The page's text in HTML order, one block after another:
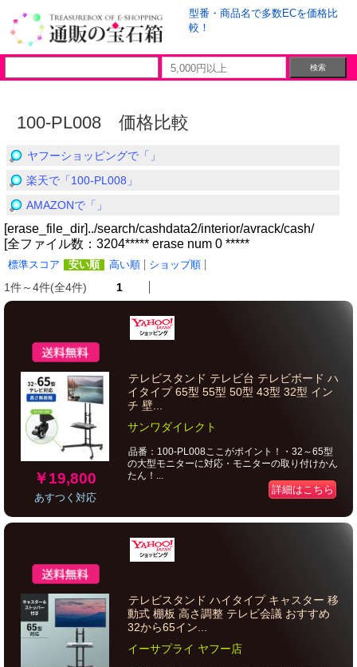
型番・商品名で多数ECを価格比
較！
100-PL008 価格比較
ヤフーショッピングで「」
楽天で「100-PL008」
AMAZONで「」
[erase_file_dir]../search/cashdata2/interior/avrack/cash/
[全ファイル数：3204***** erase num 0 *****
標準スコア 安い順 高い順 ショップ順
1件～4件(全4件) 1
￥19,800
あすつく対応
テレビスタンド テレビ台 テレビボード ハ
イタイプ 65型 55型 50型 43型 32型 イン
チ 壁...
サンワダイレクト
品番：100-PL008ここがポイント！・32～65型
の大型モニターに対応・モニターの取り付けかん
たん！...
詳細はこちら
テレビスタンド ハイタイプ キャスター 移
動式 棚板 高さ調整 テレビ会議 おすすめ
32から65イン...
イーサプライ ヤフー店